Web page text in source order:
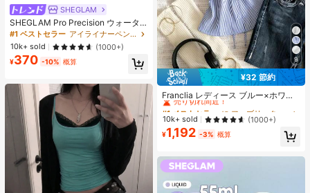
SHEGLAM
SHEGLAM Pro Precision ウォータ
ープルーフリキッドアイライナー-Bl
ack 女性と女の子のためのブランド
ビューティーコスメメイクアップ
#1 ベストセラー
アイライナーペンシル アイライナー
10k+ sold
(1000+)
¥370 -10% 概算 9
¥32 節約
Franclia レディース ブルー×ホワイ
ト ストライプ ボタン付きシャーリン
グ Vネックシャツ 夏向け エフォート
レスシック ブラウス 通学・新学期向
け 春カジュアル
#1 ベストセラー
に ファブリック 柔らかなオフィスブラウス
売り切れ間近！
#1 ベストセラー
売り切れ間近！
#1 ベストセラー
売り切れ間近！
#1 ベストセラー
に ファブリック 柔らかなオフィスブラウス
10k+ sold (1000+)
¥1,192 -3% 概算